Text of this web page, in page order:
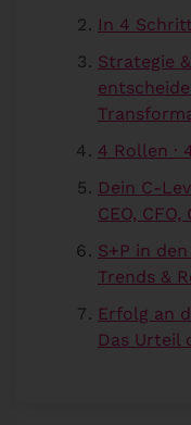
In 4
Strategie
4 Rollen ·
Dein C-
CEO, CFO,
S+P in
Trends &
Erfolg an
Das Urteil